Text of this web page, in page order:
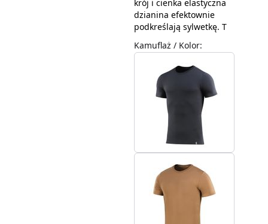
krój i cienka elastyczna
dzianina efektownie
podkreślają sylwetkę. T
Kamuflaż / Kolor: